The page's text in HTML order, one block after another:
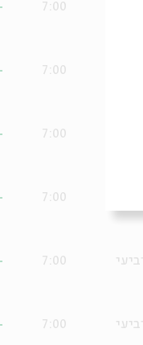
7:00
7:00
7:00
7:00
7:00
7:00